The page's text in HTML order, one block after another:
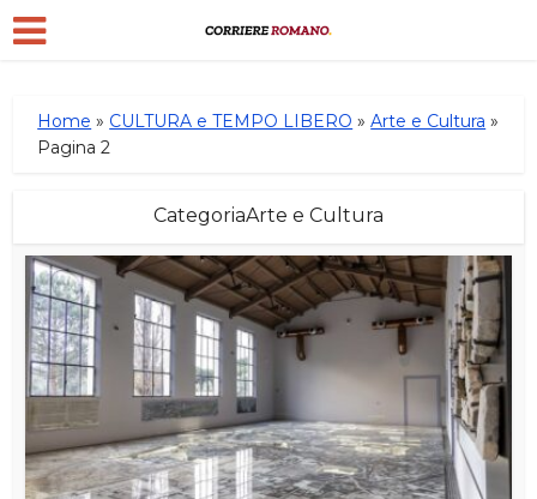
Home » CULTURA e TEMPO LIBERO »Arte e Cultura »
Pagina 2
CategoriaArte e Cultura